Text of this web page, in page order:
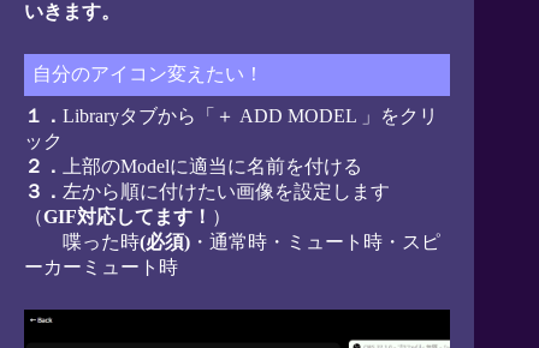
いきます。
自分のアイコン変えたい！
１． Libraryタブから「＋ ADD MODEL 」をクリ
ック
２．
上部のModelに適当に名前を付ける
３． 左から順に付けたい画像を設定します
（GIF対応してます！ ）
喋った時(必須) ・通常時・ミュート時・スピ
ーカーミュート時